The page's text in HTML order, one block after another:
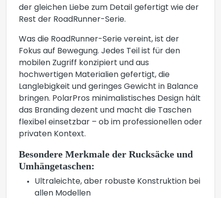
der gleichen Liebe zum Detail gefertigt wie der
Rest der RoadRunner-Serie.
Was die RoadRunner-Serie vereint, ist der
Fokus auf Bewegung. Jedes Teil ist für den
mobilen Zugriff konzipiert und aus
hochwertigen Materialien gefertigt, die
Langlebigkeit und geringes Gewicht in Balance
bringen. PolarPros minimalistisches Design hält
das Branding dezent und macht die Taschen
flexibel einsetzbar – ob im professionellen oder
privaten Kontext.
Besondere Merkmale der Rucksäcke und
Umhängetaschen:
Ultraleichte, aber robuste Konstruktion bei
allen Modellen